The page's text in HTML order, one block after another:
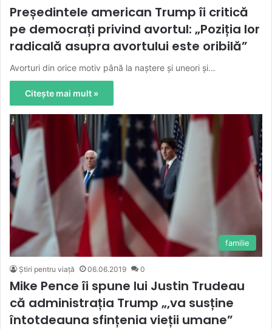
Președintele american Trump îi critică
pe democrați privind avortul: „Poziția lor
radicală asupra avortului este oribilă”
Avorturi din orice motiv până la naștere și uneori și…
Citește mai mult »
familie
Știri pentru viață 06.06.2019 0
Mike Pence îi spune lui Justin Trudeau
că administrația Trump „,va susține
întotdeauna sfințenia vieții umane”